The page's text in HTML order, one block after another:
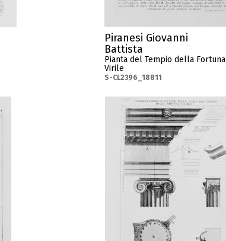
Piranesi Giovanni
Battista
Pianta del Tempio della Fortuna
Virile
S-CL2396_18811